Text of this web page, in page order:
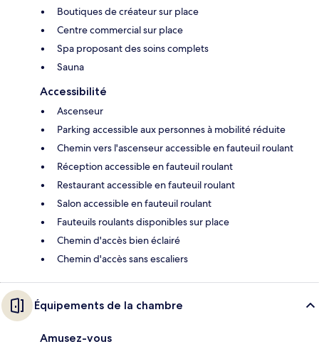
Boutiques de créateur sur place
Centre commercial sur place
Spa proposant des soins complets
Sauna
Accessibilité
Ascenseur
Parking accessible aux personnes à mobilité réduite
Chemin vers l'ascenseur accessible en fauteuil roulant
Réception accessible en fauteuil roulant
Restaurant accessible en fauteuil roulant
Salon accessible en fauteuil roulant
Fauteuils roulants disponibles sur place
Chemin d'accès bien éclairé
Chemin d'accès sans escaliers
Équipements de la chambre
Amusez-vous